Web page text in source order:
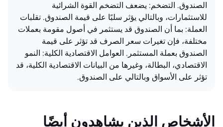
الصندوق. التضخم: يضعف التضخم القوة الشرائية
للاستثمارات، وبالتالي يؤثر سلبًا على قيمة الصندوق. تقلبات
العملة: بما أن الصندوق قد يستثمر في أصول مقومة بعملات
مختلفة، فإن تغيرات سعر الصرف قد تؤثر على قيمة
الصندوق بعملة المستثمر. العوامل الاقتصادية الكلية: النمو
الاقتصادي، البطالة، وغيرها من البيانات الاقتصادية الكلية، قد
تؤثر على الأسواق وبالتالي على الصندوق.
الأشخاص الذين يشاهدون أيضًا